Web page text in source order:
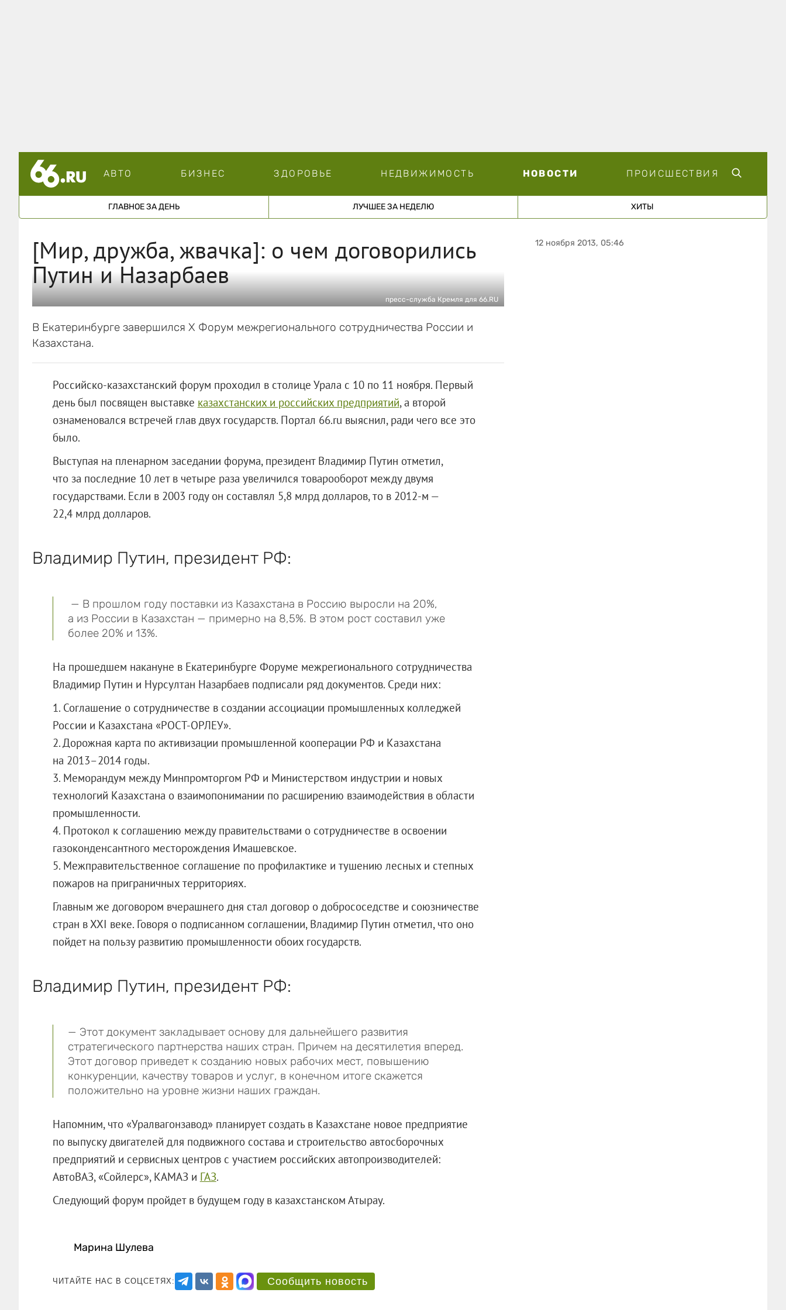
АВТО БИЗНЕС ЗДОРОВЬЕ НЕДВИЖИМОСТЬ НОВОСТИ ПРОИСШЕСТВИЯ
ГЛАВНОЕ ЗА ДЕНЬ ЛУЧШЕЕ ЗА НЕДЕЛЮ ХИТЫ
[Мир, дружба, жвачка]: о чем договорились
Путин и Назарбаев
пресс-служба Кремля для 66.RU
В Екатеринбурге завершился Х Форум межрегионального сотрудничества России и
Казахстана.
Российско-казахстанский форум проходил в столице Урала с 10 по 11 ноября. Первый
день был посвящен выставке казахстанских и российских предприятий, а второй
ознаменовался встречей глав двух государств. Портал 66.ru выяснил, ради чего все это
было.
Выступая на пленарном заседании форума, президент Владимир Путин отметил,
что за последние 10 лет в четыре раза увеличился товарооборот между двумя
государствами. Если в 2003 году он составлял 5,8 млрд долларов, то в 2012-м —
22,4 млрд долларов.
Владимир Путин, президент РФ:
— В прошлом году поставки из Казахстана в Россию выросли на 20%,
а из России в Казахстан — примерно на 8,5%. В этом рост составил уже
более 20% и 13%.
На прошедшем накануне в Екатеринбурге Форуме межрегионального сотрудничества
Владимир Путин и Нурсултан Назарбаев подписали ряд документов. Среди них:
1. Соглашение о сотрудничестве в создании ассоциации промышленных колледжей
России и Казахстана «РОСТ-ОРЛЕУ».
2. Дорожная карта по активизации промышленной кооперации РФ и Казахстана
на 2013–2014 годы.
3. Меморандум между Минпромторгом РФ и Министерством индустрии и новых
технологий Казахстана о взаимопонимании по расширению взаимодействия в области
промышленности.
4. Протокол к соглашению между правительствами о сотрудничестве в освоении
газоконденсантного месторождения Имашевское.
5. Межправительственное соглашение по профилактике и тушению лесных и степных
пожаров на приграничных территориях.
Главным же договором вчерашнего дня стал договор о добрососедстве и союзничестве
стран в ХХI веке. Говоря о подписанном соглашении, Владимир Путин отметил, что оно
пойдет на пользу развитию промышленности обоих государств.
Владимир Путин, президент РФ:
— Этот документ закладывает основу для дальнейшего развития
стратегического партнерства наших стран. Причем на десятилетия вперед.
Этот договор приведет к созданию новых рабочих мест, повышению
конкуренции, качеству товаров и услуг, в конечном итоге скажется
положительно на уровне жизни наших граждан.
Напомним, что «Уралвагонзавод» планирует создать в Казахстане новое предприятие
по выпуску двигателей для подвижного состава и строительство автосборочных
предприятий и сервисных центров с участием российских автопроизводителей:
АвтоВАЗ, «Сойлерс», КАМАЗ и ГАЗ.
Следующий форум пройдет в будущем году в казахстанском Атырау.
Марина Шулева
ЧИТАЙТЕ НАС В СОЦСЕТЯХ: Сообщить новость
12 ноября 2013, 05:46